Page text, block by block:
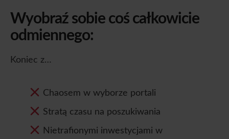
Wyobraź sobie coś całkowicie
odmiennego:
Koniec z…
Chaosem w wyborze portali
Stratą czasu na poszukiwania
Nietrafionymi inwestycjami w